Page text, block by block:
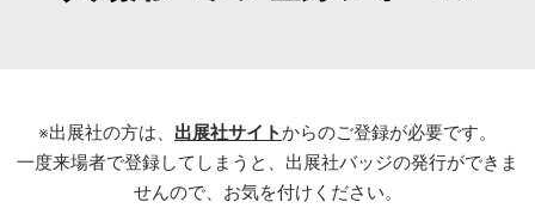
※出展社の方は、 出展社サイトからのご登録が必要です。
一度来場者で登録してしまうと、出展社バッジの発行ができま
せんので、お気を付けください。